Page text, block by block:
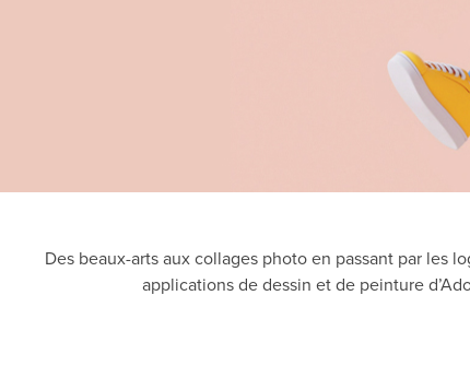
Des beaux-arts aux collages photo en passant par les
applications de dessin et de peinture